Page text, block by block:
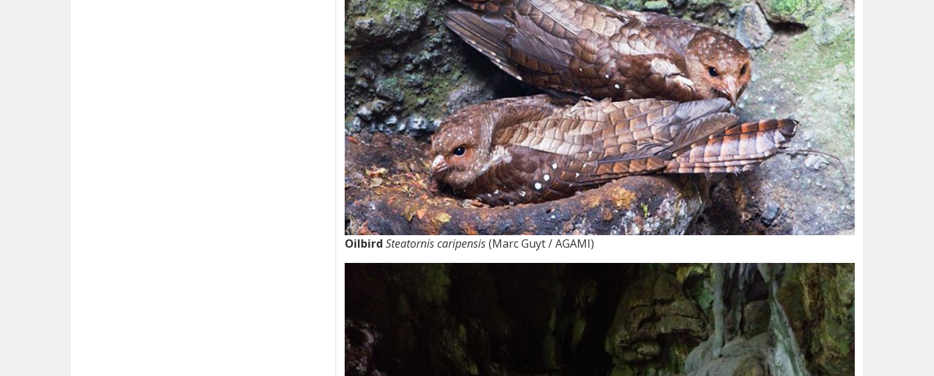
Oilbird Steatornis caripensis(Marc Guyt / AGAMI)